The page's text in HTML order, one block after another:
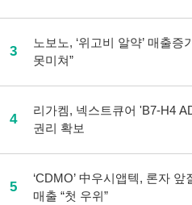
3
노보노, ‘위고비 알약’ 매출증
못미쳐”
4
리가켐, 넥스트큐어 'B7-H4
권리 확보
5
‘CDMO’ 中우시앱텍, 론자 앞
매출 “첫 우위”